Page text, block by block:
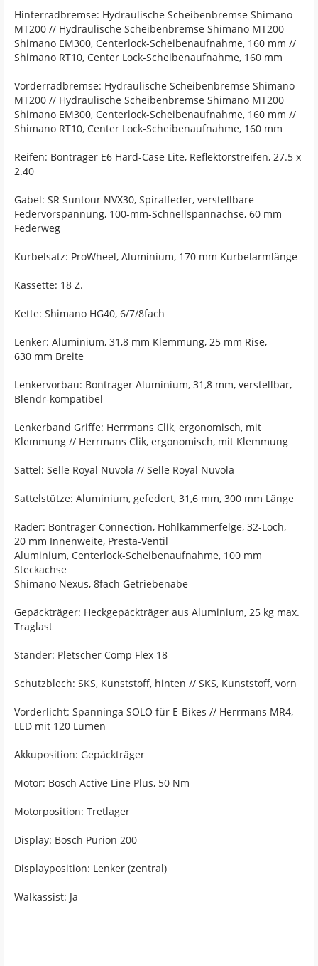
Hinterradbremse: Hydraulische Scheibenbremse Shimano
MT200 // Hydraulische Scheibenbremse Shimano MT200
Shimano EM300, Centerlock-Scheibenaufnahme, 160 mm //
Shimano RT10, Center Lock-Scheibenaufnahme, 160 mm
Vorderradbremse: Hydraulische Scheibenbremse Shimano
MT200 // Hydraulische Scheibenbremse Shimano MT200
Shimano EM300, Centerlock-Scheibenaufnahme, 160 mm //
Shimano RT10, Center Lock-Scheibenaufnahme, 160 mm
Reifen: Bontrager E6 Hard-Case Lite, Reflektorstreifen, 27.5 x
2.40
Gabel: SR Suntour NVX30, Spiralfeder, verstellbare
Federvorspannung, 100-mm-Schnellspannachse, 60 mm
Federweg
Kurbelsatz: ProWheel, Aluminium, 170 mm Kurbelarmlänge
Kassette: 18 Z.
Kette: Shimano HG40, 6/7/8fach
Lenker: Aluminium, 31,8 mm Klemmung, 25 mm Rise,
630 mm Breite
Lenkervorbau: Bontrager Aluminium, 31,8 mm, verstellbar,
Blendr-kompatibel
Lenkerband Griffe: Herrmans Clik, ergonomisch, mit
Klemmung // Herrmans Clik, ergonomisch, mit Klemmung
Sattel: Selle Royal Nuvola // Selle Royal Nuvola
Sattelstütze: Aluminium, gefedert, 31,6 mm, 300 mm Länge
Räder: Bontrager Connection, Hohlkammerfelge, 32-Loch,
20 mm Innenweite, Presta-Ventil
Aluminium, Centerlock-Scheibenaufnahme, 100 mm
Steckachse
Shimano Nexus, 8fach Getriebenabe
Gepäckträger: Heckgepäckträger aus Aluminium, 25 kg max.
Traglast
Ständer: Pletscher Comp Flex 18
Schutzblech: SKS, Kunststoff, hinten // SKS, Kunststoff, vorn
Vorderlicht: Spanninga SOLO für E-Bikes // Herrmans MR4,
LED mit 120 Lumen
Akkuposition: Gepäckträger
Motor: Bosch Active Line Plus, 50 Nm
Motorposition: Tretlager
Display: Bosch Purion 200
Displayposition: Lenker (zentral)
Walkassist: Ja